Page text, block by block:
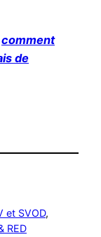
comment
de
et SVOD
RED